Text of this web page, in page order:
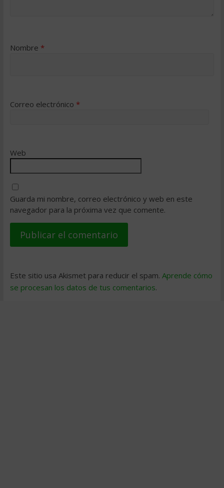
Nombre *
Correo electrónico *
Web
Guarda mi nombre, correo electrónico y web en este
navegador para la próxima vez que comente.
Este sitio usa Akismet para reducir el spam. Aprende cómo
se procesan los datos de tus comentarios.